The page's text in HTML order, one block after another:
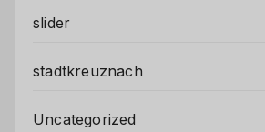
slider
stadtkreuznach
Uncategorized